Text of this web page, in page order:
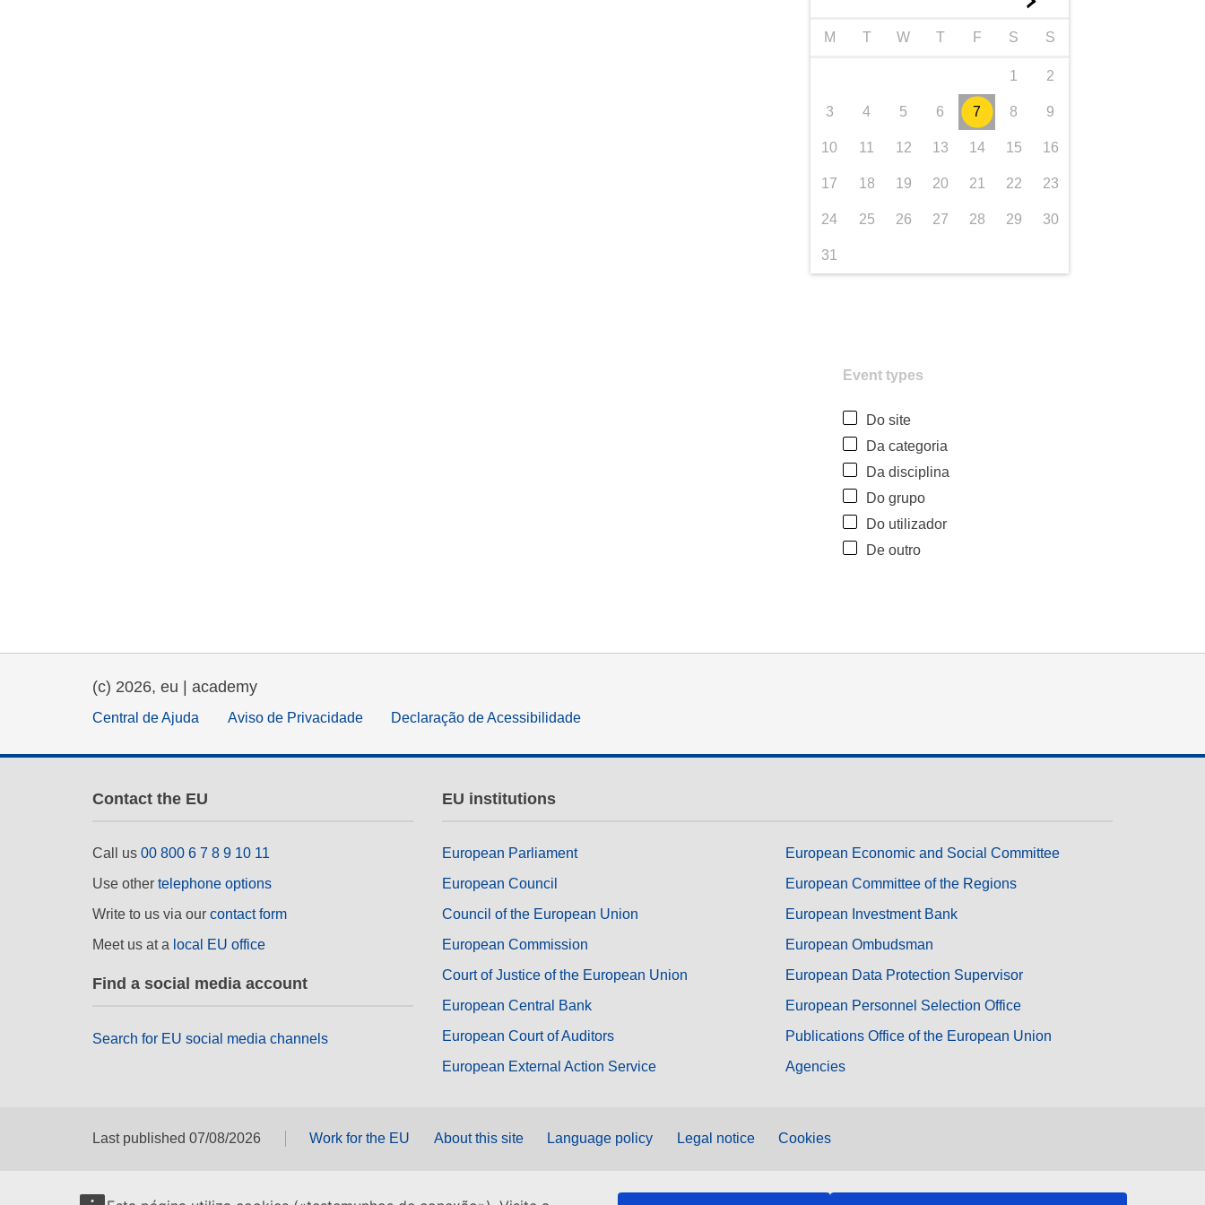
M T W T F S S
1 2
3 4 5 6 7 8 9
10 11 12 13 14 15 16
17 18 19 20 21 22 23
24 25 26 27 28 29 30
31
Event types
Do site
Da categoria
Da disciplina
Do grupo
Do utilizador
De outro
(c) 2026, eu | academy
Central de Ajuda Aviso de Privacidade Declaração de Acessibilidade
Contact the EU
Call us 00 800 6 7 8 9 10 11
Use other telephone options
Write to us via our contact form
Meet us at a local EU office
Find a social media account
Search for EU social media channels
EU institutions
European Parliament
European Council
Council of the European Union
European Commission
Court of Justice of the European Union
European Central Bank
European Court of Auditors
European External Action Service
European Economic and Social Committee
European Committee of the Regions
European Investment Bank
European Ombudsman
European Data Protection Supervisor
European Personnel Selection Office
Publications Office of the European Union
Agencies
Last published 07/08/2026 Work for the EU About this site Language policy Legal notice Cookies